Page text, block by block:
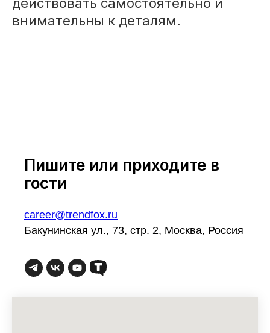
внимательны к деталям.
Пишите или приходите в
гости
career@trendfox.ru
Бакунинская ул., 73, стр. 2, Москва, Россия